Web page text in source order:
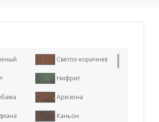
Светло-коричневый
Нифрит
Аризона
Каньон